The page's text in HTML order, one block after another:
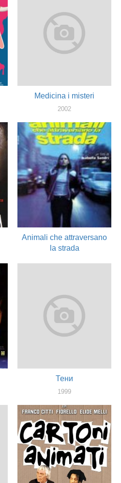
Medicina i misteri
2002
Animali che attraversano
la strada
Тени
1999